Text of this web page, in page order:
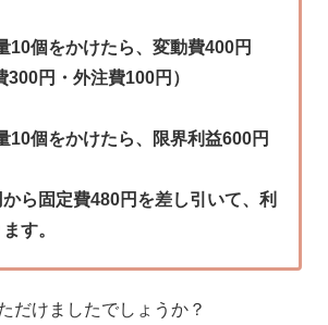
10個をかけたら、変動費400円
300円・外注費100円）
10個をかけたら、限界利益600円
ら固定費480円を差し引いて、利
す。
だけましたでしょうか？